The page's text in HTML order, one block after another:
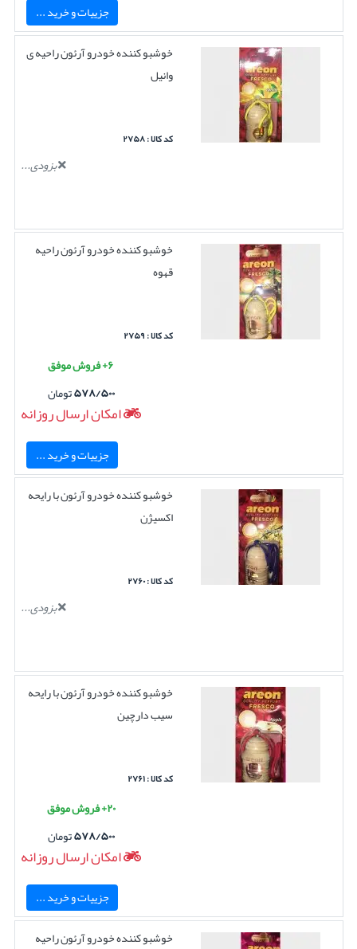
جزییات و خرید ...
خوشبو کننده خودرو آرئون راحیه ی
وانیل
کد کالا : ۲۷۵۸
بزودی...
خوشبو کننده خودرو آرئون راحیه
قهوه
کد کالا : ۲۷۵۹
۶+ فروش موفق
۵۷۸/۵۰۰تومان
امکان ارسال روزانه
جزییات و خرید ...
خوشبو کننده خودرو آرئون با رایحه
اکسیژن
کد کالا : ۲۷۶۰
بزودی...
خوشبو کننده خودرو آرئون با رایحه
سیب دارچین
کد کالا : ۲۷۶۱
۲۰+ فروش موفق
۵۷۸/۵۰۰تومان
امکان ارسال روزانه
جزییات و خرید ...
خوشبو کننده خودرو آرئون راحیه